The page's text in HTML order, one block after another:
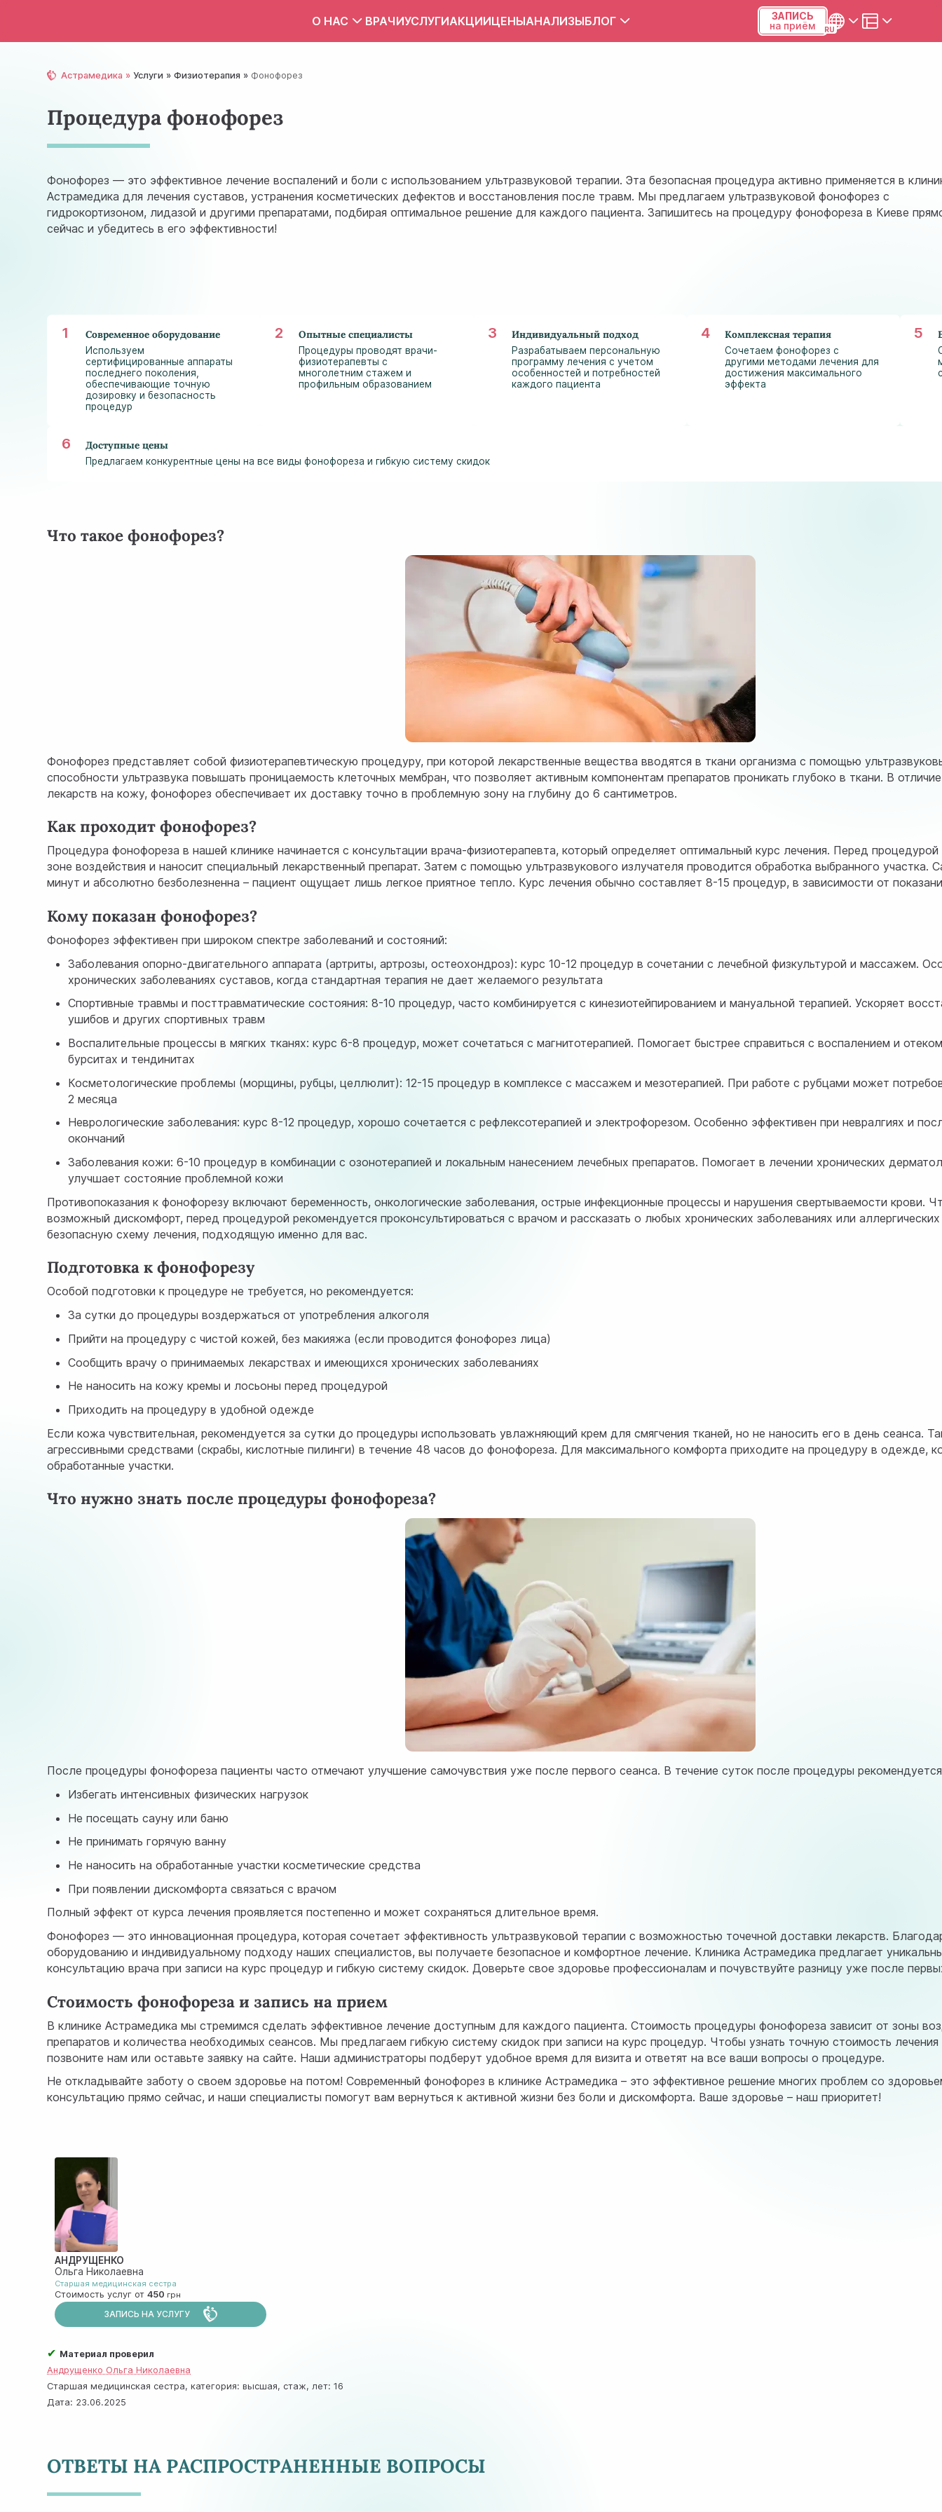
О НАС ВРАЧИУСЛУГИАКЦИИЦЕНЫАНАЛИЗЫБЛОГ
ЗАПИСЬ
на приём
+38 (068) 371-12-29
Астрамедика Услуги Физиотерапия Фонофорез
Процедура фонофорез
Фонофорез — это эффективное лечение воспалений и боли с использованием ультразвуковой терапии. Эта безопасная процедура активно применяется в
Астрамедика для лечения суставов, устранения косметических дефектов и восстановления после травм. Мы предлагаем ультразвуковой фонофорез с
гидрокортизоном, лидазой и другими препаратами, подбирая оптимальное решение для каждого пациента. Запишитесь на процедуру фонофореза в Киеве
сейчас и убедитесь в его эффективности!
Современное оборудование
Используем
сертифицированные аппараты
последнего поколения,
обеспечивающие точную
дозировку и безопасность
процедур
Опытные специалисты
Процедуры проводят врачи-
физиотерапевты с
многолетним стажем и
профильным образованием
Индивидуальный подход
Разрабатываем персональную
программу лечения с учетом
особенностей и потребностей
каждого пациента
Комплексная терапия
Сочетаем фонофорез с
другими методами лечения для
достижения максимального
эффекта
Доступные цены
Предлагаем конкурентные цены на все виды фонофореза и гибкую систему скидок
Что такое фонофорез?
Фонофорез представляет собой физиотерапевтическую процедуру, при которой лекарственные вещества вводятся в ткани организма с помощью
способности ультразвука повышать проницаемость клеточных мембран, что позволяет активным компонентам препаратов проникать глубоко в ткани. В
лекарств на кожу, фонофорез обеспечивает их доставку точно в проблемную зону на глубину до 6 сантиметров.
Как проходит фонофорез?
Процедура фонофореза в нашей клинике начинается с консультации врача-физиотерапевта, который определяет оптимальный курс лечения. Перед
зоне воздействия и наносит специальный лекарственный препарат. Затем с помощью ультразвукового излучателя проводится обработка выбранного участка.
минут и абсолютно безболезненна – пациент ощущает лишь легкое приятное тепло. Курс лечения обычно составляет 8-15 процедур, в зависимости от
Кому показан фонофорез?
Фонофорез эффективен при широком спектре заболеваний и состояний:
Заболевания опорно-двигательного аппарата (артриты, артрозы, остеохондроз): курс 10-12 процедур в сочетании с лечебной физкультурой и массажем.
хронических заболеваниях суставов, когда стандартная терапия не дает желаемого результата
Спортивные травмы и посттравматические состояния: 8-10 процедур, часто комбинируется с кинезиотейпированием и мануальной терапией. Ускоряет
ушибов и других спортивных травм
Воспалительные процессы в мягких тканях: курс 6-8 процедур, может сочетаться с магнитотерапией. Помогает быстрее справиться с воспалением и
бурситах и тендинитах
Косметологические проблемы (морщины, рубцы, целлюлит): 12-15 процедур в комплексе с массажем и мезотерапией. При работе с рубцами может
2 месяца
Неврологические заболевания: курс 8-12 процедур, хорошо сочетается с рефлексотерапией и электрофорезом. Особенно эффективен при невралгиях и
окончаний
Заболевания кожи: 6-10 процедур в комбинации с озонотерапией и локальным нанесением лечебных препаратов. Помогает в лечении хронических
улучшает состояние проблемной кожи
Противопоказания к фонофорезу включают беременность, онкологические заболевания, острые инфекционные процессы и нарушения свертываемости крови.
возможный дискомфорт, перед процедурой рекомендуется проконсультироваться с врачом и рассказать о любых хронических заболеваниях или
безопасную схему лечения, подходящую именно для вас.
Подготовка к фонофорезу
Особой подготовки к процедуре не требуется, но рекомендуется:
За сутки до процедуры воздержаться от употребления алкоголя
Прийти на процедуру с чистой кожей, без макияжа (если проводится фонофорез лица)
Сообщить врачу о принимаемых лекарствах и имеющихся хронических заболеваниях
Не наносить на кожу кремы и лосьоны перед процедурой
Приходить на процедуру в удобной одежде
Если кожа чувствительная, рекомендуется за сутки до процедуры использовать увлажняющий крем для смягчения тканей, но не наносить его в день сеанса.
агрессивными средствами (скрабы, кислотные пилинги) в течение 48 часов до фонофореза. Для максимального комфорта приходите на процедуру в одежде,
обработанные участки.
Что нужно знать после процедуры фонофореза?
После процедуры фонофореза пациенты часто отмечают улучшение самочувствия уже после первого сеанса. В течение суток после процедуры
Избегать интенсивных физических нагрузок
Не посещать сауну или баню
Не принимать горячую ванну
Не наносить на обработанные участки косметические средства
При появлении дискомфорта связаться с врачом
Полный эффект от курса лечения проявляется постепенно и может сохраняться длительное время.
Фонофорез — это инновационная процедура, которая сочетает эффективность ультразвуковой терапии с возможностью точечной доставки лекарств.
оборудованию и индивидуальному подходу наших специалистов, вы получаете безопасное и комфортное лечение. Клиника Астрамедика предлагает
консультацию врача при записи на курс процедур и гибкую систему скидок. Доверьте свое здоровье профессионалам и почувствуйте разницу уже после
Стоимость фонофореза и запись на прием
В клинике Астрамедика мы стремимся сделать эффективное лечение доступным для каждого пациента. Стоимость процедуры фонофореза зависит от зоны
препаратов и количества необходимых сеансов. Мы предлагаем гибкую систему скидок при записи на курс процедур. Чтобы узнать точную стоимость лечения
позвоните нам или оставьте заявку на сайте. Наши администраторы подберут удобное время для визита и ответят на все ваши вопросы о процедуре.
Не откладывайте заботу о своем здоровье на потом! Современный фонофорез в клинике Астрамедика – это эффективное решение многих проблем со
консультацию прямо сейчас, и наши специалисты помогут вам вернуться к активной жизни без боли и дискомфорта. Ваше здоровье – наш приоритет!
АНДРУЩЕНКО
Ольга Николаевна
Старшая медицинская сестра
Стоимость услуг от450
ЗАПИСЬ НА УСЛУГУ
✔ Материал проверил
Андрущенко Ольга Николаевна
Старшая медицинская сестра, категория: высшая, стаж, лет: 16
Дата: 23.06.2025
ОТВЕТЫ НА РАСПРОСТРАНЕННЫЕ ВОПРОСЫ